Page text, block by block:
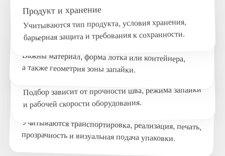
Продукт и хранение
Учитываются тип продукта, условия хранения,
барьерная защита и требования к сохранности.
02
Тара и зона запайки
Важны материал, форма лотка или контейнера,
а также геометрия зоны запайки.
03
Шов и скорость линии
Подбор зависит от прочности шва, режима запайки
и рабочей скорости оборудования.
04
Внешний вид и логистика
Учитываются транспортировка, реализация, печать,
прозрачность и визуальная подача упаковки.